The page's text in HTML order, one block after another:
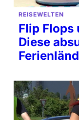
REISEWELTEN
Flip Flops
Diese